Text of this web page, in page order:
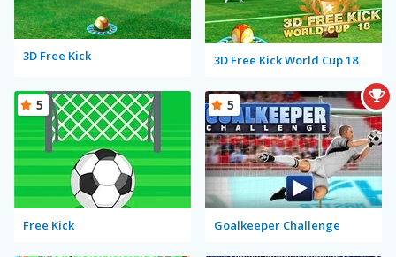
3D Free Kick 3D Free Kick World Cup 18
Free Kick
5
Goalkeeper Challenge
5